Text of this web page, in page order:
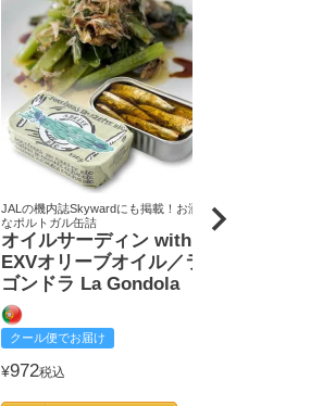
JALの機内誌Skywardにも掲載！お洒落
なポルトガル缶詰
オイルサーディン with
EXVオリーブオイル／ラ
ゴンドラ La Gondola
クール便でお届け
¥972税込